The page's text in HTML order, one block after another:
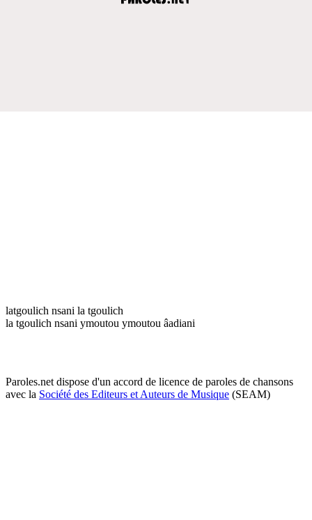
latgoulich nsani la tgoulich
la tgoulich nsani ymoutou ymoutou âadiani
Paroles.net dispose d'un accord de licence de paroles de chansons
avec la Société des Editeurs et Auteurs de Musique (SEAM)